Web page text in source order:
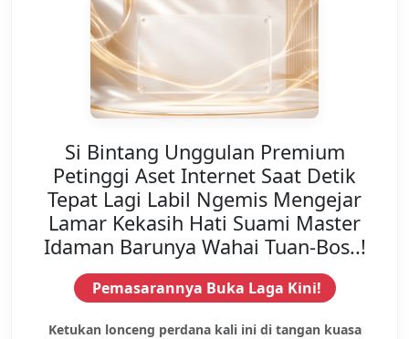
Si Bintang Unggulan Premium
Petinggi Aset Internet Saat Detik
Tepat Lagi Labil Ngemis Mengejar
Lamar Kekasih Hati Suami Master
Idaman Barunya Wahai Tuan-Bos..!
Pemasarannya Buka Laga Kini!
Ketukan lonceng perdana kali ini di tangan kuasa